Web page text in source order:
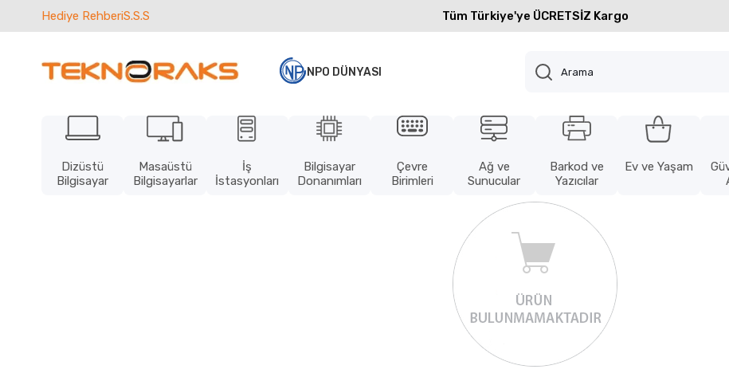
Hediye RehberiS.S.S Tüm Türkiye'ye ÜCRETSİZ Kargo
NPO DÜNYASI
Dizüstü
Bilgisayar
Masaüstü
Bilgisayarlar
İş
İstasyonları
Bilgisayar
Donanımları
Çevre
Birimleri
Ağ ve
Sunucular
Barkod ve
Yazıcılar
Ev ve Yaşam